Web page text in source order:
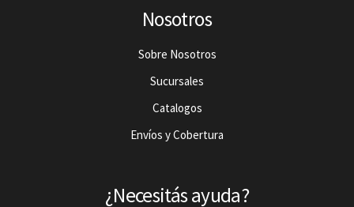
Nosotros
Sobre Nosotros
Sucursales
Catalogos
Envíos y Cobertura
¿Necesitás ayuda?